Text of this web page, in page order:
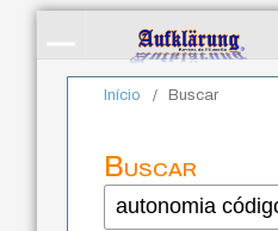
Início / Buscar
Buscar